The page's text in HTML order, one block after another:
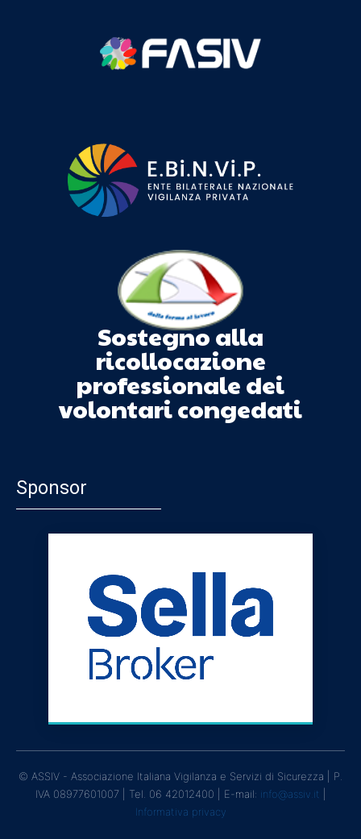
Sostegno alla
ricollocazione
professionale dei
volontari congedati
Sponsor
© ASSIV - Associazione Italiana Vigilanza e Servizi di Sicurezza | P.
IVA 08977601007 | Tel. 06 42012400 | E-mail: info@assiv.it
Informativa privacy